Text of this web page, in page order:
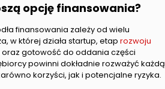
opcję finansowania?
finansowania zależy od wielu
w której działa startup, etap rozwoju
oraz gotowość do oddania części
powinni dokładnie rozważyć każdą
korzyści, jak i potencjalne ryzyka.